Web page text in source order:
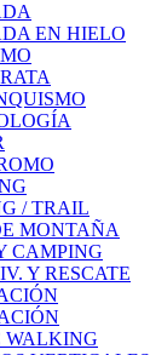
EN HIELO
/ TRAIL
MONTAÑA
CAMPING
Y RESCATE
WALKING